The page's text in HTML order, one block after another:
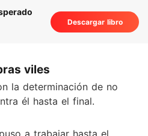
Descargar libro
viles
la determinación de no
él hasta el final.
a trabajar hasta el